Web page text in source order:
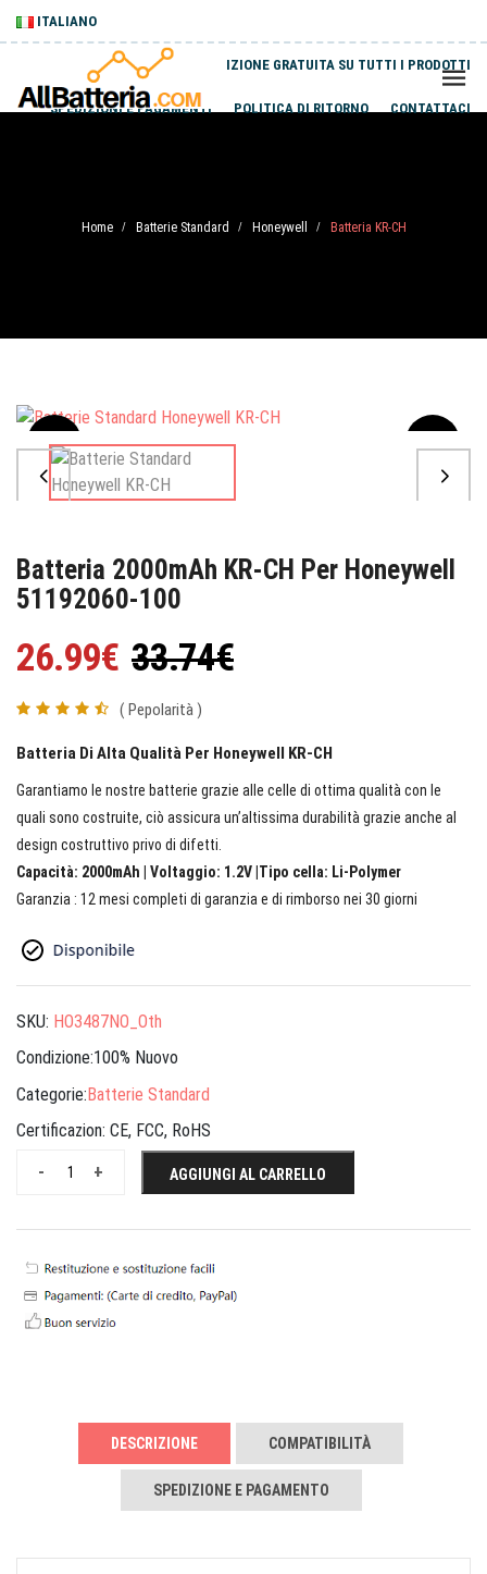
ITALIANO
SPEDIZIONE GRATUITA SU TUTTI I PRODOTTI
SPEDIZIONI E PAGAMENTI POLITICA DI RITORNO CONTATTACI
Home / Batterie Standard / Honeywell / Batteria KR-CH
Sale
Batteria 2000mAh KR-CH Per Honeywell
51192060-100
26.99€ 33.74€
( Pepolarità )
Batteria Di Alta Qualità Per Honeywell KR-CH
Garantiamo le nostre batterie grazie alle celle di ottima qualità con le
quali sono costruite, ciò assicura un’altissima durabilità grazie anche al
design costruttivo privo di difetti.
Capacità: 2000mAh | Voltaggio: 1.2V |Tipo cella: Li-Polymer
Garanzia : 12 mesi completi di garanzia e di rimborso nei 30 giorni
SKU: HO3487NO_Oth
Condizione:100% Nuovo
Categorie:Batterie Standard
Certificazion: CE, FCC, RoHS
+
- AGGIUNGI AL CARRELLO
DESCRIZIONE COMPATIBILITÀ
SPEDIZIONE E PAGAMENTO